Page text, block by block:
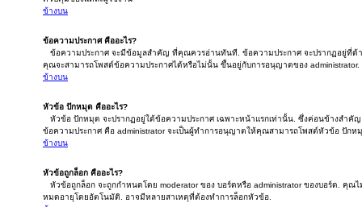
ข้างบน
ข้อความประกาศ คืออะไร?
ข้อความประกาศ จะมีข้อมูลสำคัญ ที่คุณควรอ่านทันที. ข้อความประกาศ จะปรากฏอยู่ที่ด้
คุณจะสามารถโพสต์ข้อความประกาศได้หรือไม่นั้น ขึ้นอยู่กับการอนุญาตของ administrator.
ข้างบน
หัวข้อ ปักหมุด คืออะไร?
หัวข้อ ปักหมุด จะปรากฏอยู่ใต้ข้อความประกาศ เฉพาะหน้าแรกเท่านั้น. ซึ่งค่อนข้างสำคั
ข้อความประกาศ คือ administrator จะเป็นผู้ทำการอนุญาตให้คุณสามารถโพสต์หัวข้อ ปักห
ข้างบน
หัวข้อถูกล็อก คืออะไร?
หัวข้อถูกล็อก จะถูกกำหนดโดย moderator ของ บอร์ดหรือ administrator ของบอร์ด. คุณ
หมดอายุโดยอัตโนมัติ. อาจมีหลายสาเหตุที่ต้องทำการล็อกหัวข้อ.